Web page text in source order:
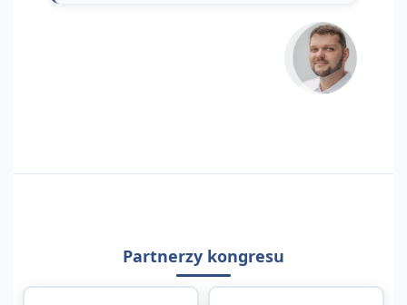
Partnerzy kongresu